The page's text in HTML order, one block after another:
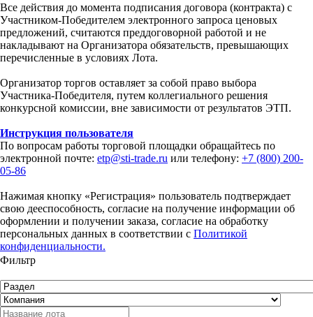
Все действия до момента подписания договора (контракта) с
Участником-Победителем электронного запроса ценовых
предложений, считаются преддоговорной работой и не
накладывают на Организатора обязательств, превышающих
перечисленные в условиях Лота.
Организатор торгов оставляет за собой право выбора
Участника-Победителя, путем коллегиального решения
конкурсной комиссии, вне зависимости от результатов ЭТП.
Инструкция пользователя
По вопросам работы торговой площадки обращайтесь по
электронной почте: etp@sti-trade.ru или телефону: +7 (800) 200-
05-86
Нажимая кнопку «Регистрация» пользователь подтверждает
свою дееспособность, согласие на получение информации об
оформлении и получении заказа, согласие на обработку
персональных данных в соответствии с Политикой
конфиденциальности.
Фильтр